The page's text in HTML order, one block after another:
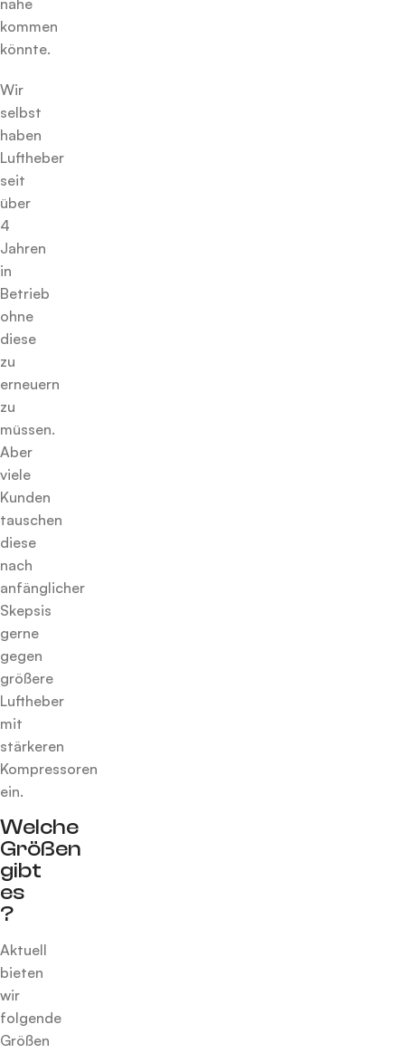
nahe
kommen
könnte.
Wir
selbst
haben
Luftheber
seit
über
4
Jahren
in
Betrieb
ohne
diese
zu
erneuern
zu
müssen.
Aber
viele
Kunden
tauschen
diese
nach
anfänglicher
Skepsis
gerne
gegen
größere
Luftheber
mit
stärkeren
Kompressoren
ein.
Welche
Größen
gibt
es
?
Aktuell
bieten
wir
folgende
Größen